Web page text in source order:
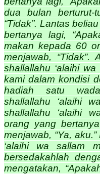
dua bulan berturut-
“Tidak”. Lantas
bertanya lagi,
makan kepada 60
menjawab, “Tidak”.
shallallahu ‘alaihi
kami dalam kondisi
hadiah satu
shallallahu ‘alaihi
shallallahu ‘alaihi
orang yang
menjawab, “Ya,
‘alaihi wa sallam
bersedakahlah
mengatakan,